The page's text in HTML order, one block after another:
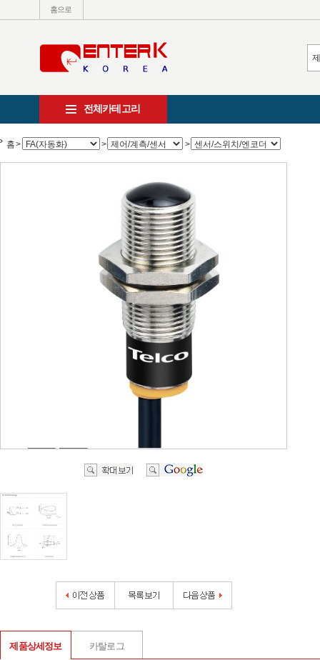
홈으로
전체카테고리
홈> > >
제품상세정보 카탈로그